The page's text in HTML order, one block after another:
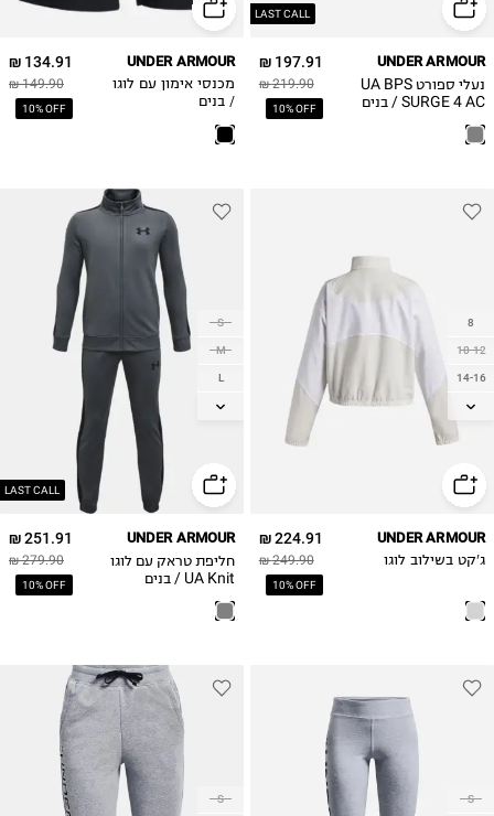
LAST CALL 31.5
33
33.5
197.91 ₪
219.90 ₪
10% OFF
UNDER ARMOUR
נעלי ספורט UA BPS
SURGE 4 AC / בנים
134.91 ₪
149.90 ₪
10% OFF
UNDER ARMOUR
מכנסי אימון עם לוגו
/ בנים
8
10-12
14-16
18-20
224.91 ₪
249.90 ₪
10% OFF
UNDER ARMOUR
ג'קט בשילוב לוגו
LAST CALL
S
M
L
XL
251.91 ₪
279.90 ₪
10% OFF
UNDER ARMOUR
חליפת טראק עם לוגו
UA Knit / בנים
S
S